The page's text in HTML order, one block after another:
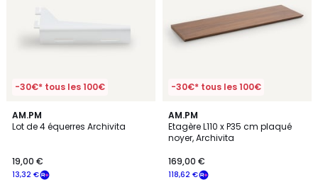
-30€* tous les 100€
AM.PM
Lot de 4 équerres Archivita
13,32 €
19,00 €
4,3
/ 5
2
Couleurs
-30€* tous les 100€
AM.PM
Etagère L110 x P35 cm plaqué
noyer, Archivita
118,62 €
169,00 €
4,1
/ 5